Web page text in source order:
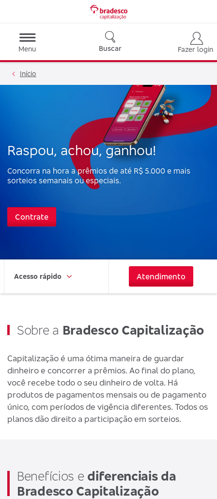
Menu Buscar Fazer login
Início
Raspou, achou, ganhou!
Concorra na hora a prêmios de até R$ 5.000 e mais
sorteios semanais ou especiais.
Contrate
Acesso rápido Atendimento
Sobre a Bradesco Capitalização
Capitalização é uma ótima maneira de guardar
dinheiro e concorrer a prêmios. Ao final do plano,
você recebe todo o seu dinheiro de volta. Há
produtos de pagamentos mensais ou de pagamento
único, com períodos de vigência diferentes. Todos os
planos dão direito a participação em sorteios.
Benefícios e diferenciais da
Bradesco Capitalização